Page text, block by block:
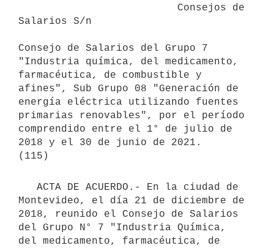
Salarios S/n
Consejo de Salarios del Grupo 7
"Industria química, del medicamento,
farmacéutica, de combustible y
afines", Sub Grupo 08 "Generación de
energía eléctrica utilizando fuentes
primarias renovables", por el período
comprendido entre el 1° de julio de
2018 y el 30 de junio de 2021.
Montevideo, el día 21 de diciembre de
2018, reunido el Consejo de Salarios
del Grupo N° 7 "Industria Química,
del medicamento, farmacéutica, de